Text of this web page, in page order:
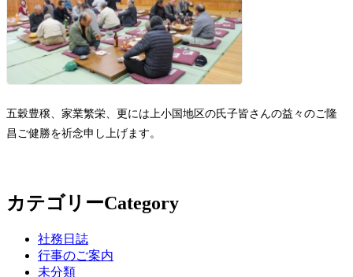
五穀豊穣、家業繁栄、更には上小国地区の氏子皆さんの益々のご隆
昌ご健勝を祈念申し上げます。
カテゴリーCategory
社務日誌
行事のご案内
未分類